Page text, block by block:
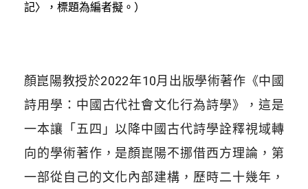
記〉，標題為編者擬。）
顏崑陽教授於2022年10月出版學術著作《中國
詩用學：中國古代社會文化行為詩學》，這是
一本讓「五四」以降中國古代詩學詮釋視域轉
向的學術著作，是顏崑陽不挪借西方理論，第
一部從自己的文化內部建構，歷時二十幾年，